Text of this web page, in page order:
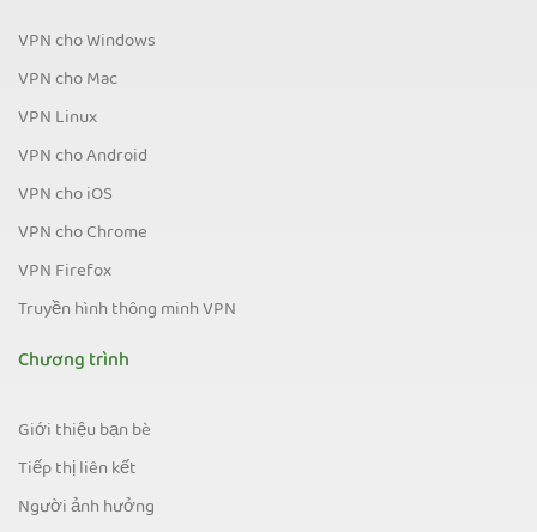
VPN cho Windows
VPN cho Mac
VPN Linux
VPN cho Android
VPN cho iOS
VPN cho Chrome
VPN Firefox
Truyền hình thông minh VPN
Chương trình
Giới thiệu bạn bè
Tiếp thị liên kết
Người ảnh hưởng